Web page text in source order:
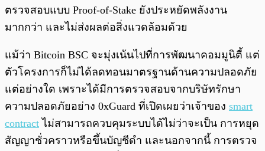
ตรวจสอบแบบ Proof-of-Stake ยังประหยัดพลังงาน
มากกว่า และไม่ส่งผลต่อสิ่งแวดล้อมด้วย
แม้ว่า Bitcoin BSC จะมุ่งเน้นไปที่การพัฒนาคอมมูนิตี้ แต่
ตัวโครงการก็ไม่ได้ลดทอนมาตรฐานด้านความปลอดภัย
แต่อย่างใด เพราะได้มีการตรวจสอบจากบริษัทรักษา
ความปลอดภัยอย่าง 0xGuard ที่เปิดเผยว่าเจ้าของ smart
contract ไม่สามารถควบคุมระบบได้ไม่ว่าจะเป็น การหยุด
สัญญาชั่วคราวหรือขึ้นบัญชีดำ และนอกจากนี้ การตรวจ